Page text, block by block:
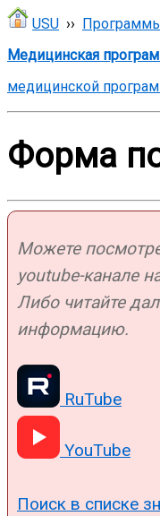
USU ››
Медицинская
медицинской
Форма
Можете
youtube-канале
Либо читайте
информацию.
RuTube
YouTube
Поиск в списке